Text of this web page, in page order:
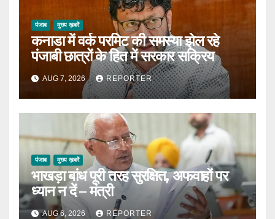
पंजाब मुख्य ख़बरें
कनाडा में वर्क परमिट की समस्या झेल रहे
पंजाबी छात्रों के हित में सरकार सक्रिय
AUG 7, 2026 REPORTER
पंजाब मुख्य ख़बरें
भाखड़ा बांध पूरी तरह सुरक्षित, अफवाहों पर
ध्यान न दें – मंत्री
AUG 6, 2026 REPORTER